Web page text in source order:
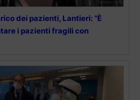
dei pazienti, Lantieri: “È
i pazienti fragili con